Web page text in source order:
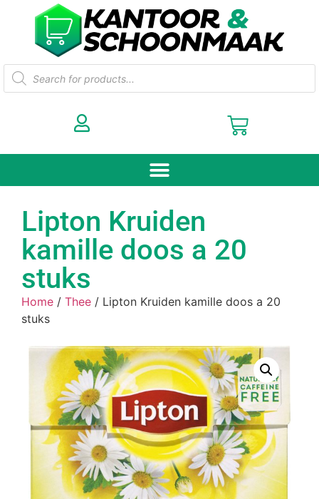
Lipton Kruiden
kamille doos a 20
stuks
Home / Thee / Lipton Kruiden kamille doos a 20
stuks